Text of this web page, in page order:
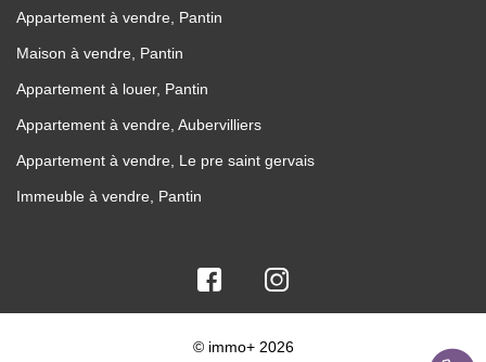
Appartement à vendre, Pantin
Maison à vendre, Pantin
Appartement à louer, Pantin
Appartement à vendre, Aubervilliers
Appartement à vendre, Le pre saint gervais
Immeuble à vendre, Pantin
© immo+ 2026